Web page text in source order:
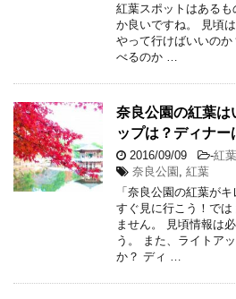
紅葉スポットはある
か良いですね。 見頃
やって行けばいいの
べるのか …
奈良公園の紅葉は
ップは？ディナー
2016/09/09 -紅葉
奈良公園 紅葉
「奈良公園の紅葉が
すぐ見に行こう！で
ません。 見頃情報は
う。 また、ライトア
か？ ディ …